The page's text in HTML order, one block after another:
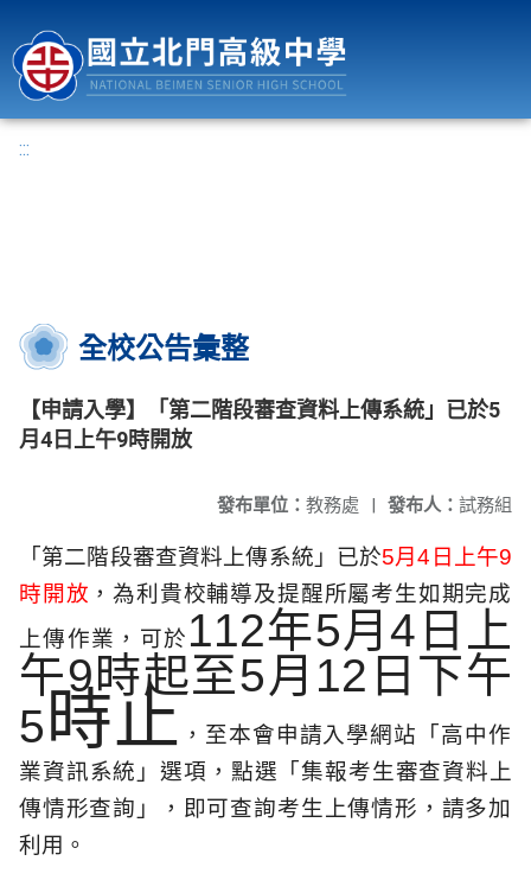
:::
全校公告彙整
【申請入學】「第二階段審查資料上傳系統」已於5
月4日上午9時開放
發布人： 試務組
發布單位： 教務處 |
「第二階段審查資料上傳系統」已於5月4 日上午9
時開放 ，為利貴校輔導及提醒所屬考生如期完成
上傳作業，可於 112年5月4 日上
午9時起至5月 12 日下午
5時止 ，至本會申請入學網站「 高中作
業資訊系統」選項，點選「集報考生審查資料上
傳情形查詢」
，即可查詢考生上傳情形，請多加
利用。